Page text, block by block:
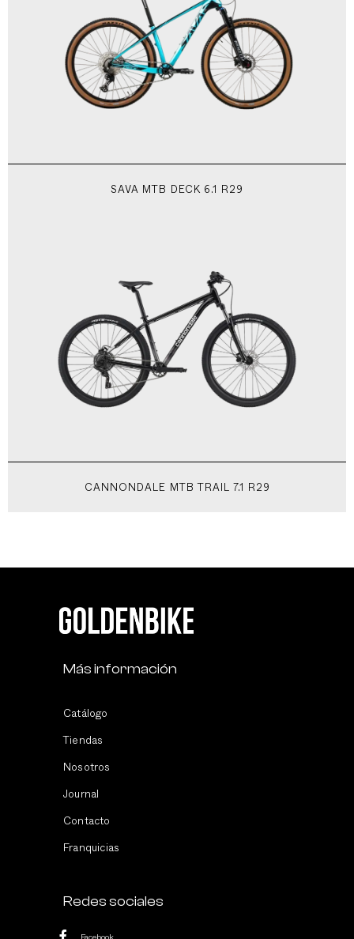
SAVA MTB DECK 6.1 R29
CANNONDALE MTB TRAIL 7.1 R29
Más información
Catálogo
Tiendas
Nosotros
Journal
Contacto
Franquicias
Redes sociales
Facebook